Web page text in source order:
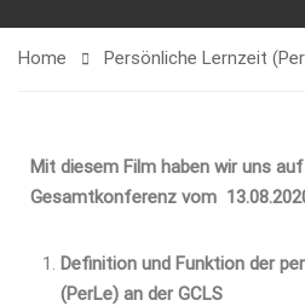
Home Persönliche Lernzeit
Mit diesem Film haben wir uns
Gesamtkonferenz vom
Definition und Funktion der
(PerLe) an der GCLS